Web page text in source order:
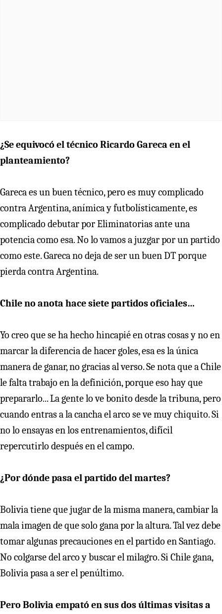
¿Se equivocó el técnico Ricardo Gareca en el
planteamiento?
Gareca es un buen técnico, pero es muy complicado
contra Argentina, anímica y futbolísticamente, es
complicado debutar por Eliminatorias ante una
potencia como esa. No lo vamos a juzgar por un partido
como este. Gareca no deja de ser un buen DT porque
pierda contra Argentina.
Chile no anota hace siete partidos oficiales…
Yo creo que se ha hecho hincapié en otras cosas y no en
marcar la diferencia de hacer goles, esa es la única
manera de ganar, no gracias al verso. Se nota que a Chile
le falta trabajo en la definición, porque eso hay que
prepararlo... La gente lo ve bonito desde la tribuna, pero
cuando entras a la cancha el arco se ve muy chiquito. Si
no lo ensayas en los entrenamientos, difícil
repercutirlo después en el campo.
¿Por dónde pasa el partido del martes?
Bolivia tiene que jugar de la misma manera, cambiar la
mala imagen de que solo gana por la altura. Tal vez debe
tomar algunas precauciones en el partido en Santiago.
No colgarse del arco y buscar el milagro. Si Chile gana,
Bolivia pasa a ser el penúltimo.
Pero Bolivia empató en sus dos últimas visitas a